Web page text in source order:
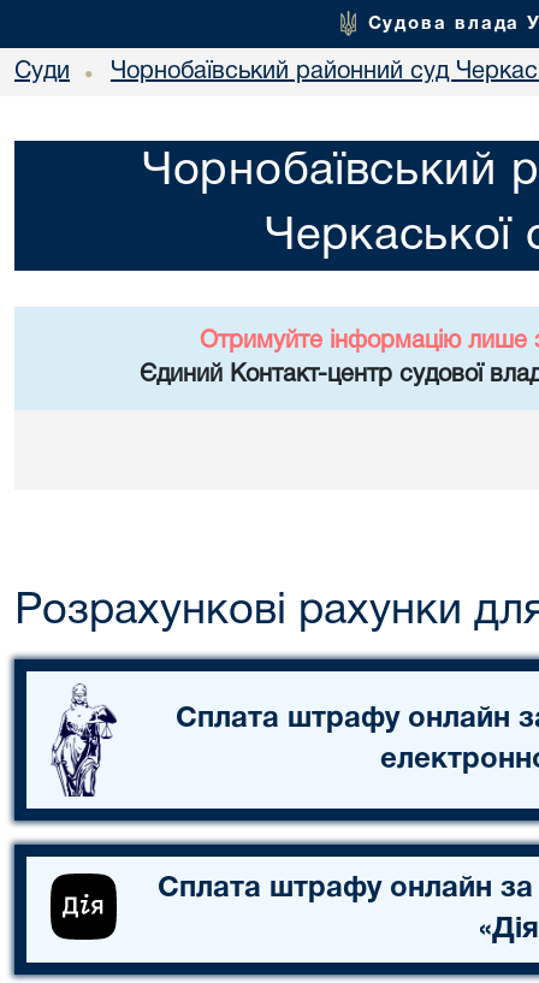
Судова влада
Суди • Чорнобаївський районний суд
Чорнобаївський
Черкаської
Отримуйте інформацію лише
Єдиний Контакт-центр судової
Розрахункові рахунки
Сплата штрафу онлайн
Сплата штрафу онлайн